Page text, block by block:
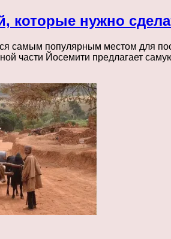
которые нужно
самым популярным местом для
части Йосемити предлагает